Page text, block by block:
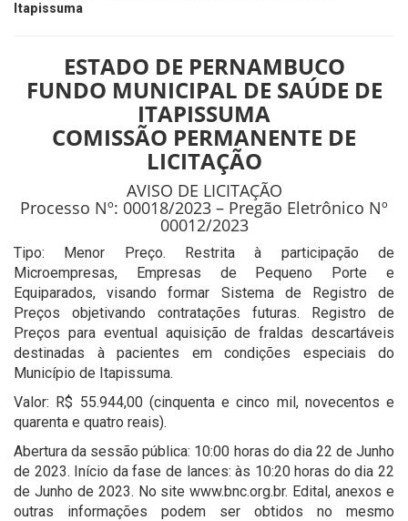
Itapissuma
ESTADO DE PERNAMBUCO
FUNDO MUNICIPAL DE SAÚDE DE
ITAPISSUMA
COMISSÃO PERMANENTE DE
LICITAÇÃO
AVISO DE LICITAÇÃO
Processo Nº: 00018/2023 – Pregão Eletrônico Nº
00012/2023
Tipo: Menor Preço. Restrita à participação de
Microempresas, Empresas de Pequeno Porte e
Equiparados, visando formar Sistema de Registro de
Preços objetivando contratações futuras. Registro de
Preços para eventual aquisição de fraldas descartáveis
destinadas à pacientes em condições especiais do
Município de Itapissuma.
Valor: R$ 55.944,00 (cinquenta e cinco mil, novecentos e
quarenta e quatro reais).
Abertura da sessão pública: 10:00 horas do dia 22 de Junho
de 2023. Início da fase de lances: às 10:20 horas do dia 22
de Junho de 2023. No site www.bnc.org.br. Edital, anexos e
outras informações podem ser obtidos no mesmo